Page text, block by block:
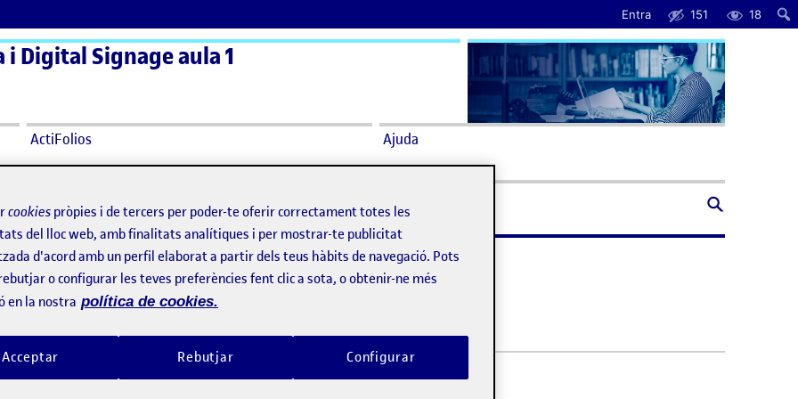
Entra 151 18
Digital Signage aula 1
ActiFolios Ajuda
executiu
executiu
executiu
cookies pròpies i de tercers per poder-te oferir correctament totes les
del lloc web, amb finalitats analítiques i per mostrar-te publicitat
d'acord amb un perfil elaborat a partir dels teus hàbits de navegació. Pots
o configurar les teves preferències fent clic a sota, o obtenir-ne més
en la nostra política de cookies.
Rebutjar
Acceptar Configurar